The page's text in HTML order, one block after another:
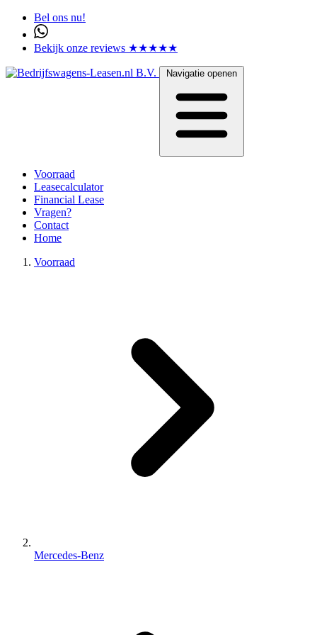
Bel ons nu!
Bekijk onze reviews ★★★★★
Navigatie openen
Voorraad
Leasecalculator
Financial Lease
Vragen?
Contact
Home
Voorraad
Mercedes-Benz